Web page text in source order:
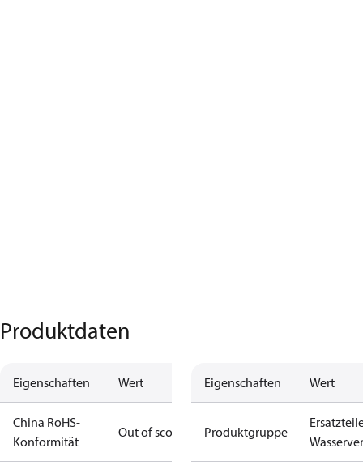
Produktdaten
Eigenschaften Wert
China RoHS-
Konformität
Out of scope
Eigenschaften Wert
Produktgruppe